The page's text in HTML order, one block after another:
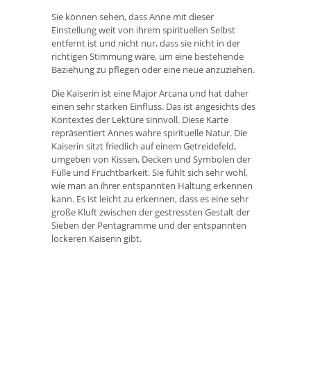
Sie können sehen, dass Anne mit dieser
Einstellung weit von ihrem spirituellen Selbst
entfernt ist und nicht nur, dass sie nicht in der
richtigen Stimmung wäre, um eine bestehende
Beziehung zu pflegen oder eine neue anzuziehen.
Die Kaiserin ist eine Major Arcana und hat daher
einen sehr starken Einfluss. Das ist angesichts des
Kontextes der Lektüre sinnvoll. Diese Karte
repräsentiert Annes wahre spirituelle Natur. Die
Kaiserin sitzt friedlich auf einem Getreidefeld,
umgeben von Kissen, Decken und Symbolen der
Fülle und Fruchtbarkeit. Sie fühlt sich sehr wohl,
wie man an ihrer entspannten Haltung erkennen
kann. Es ist leicht zu erkennen, dass es eine sehr
große Kluft zwischen der gestressten Gestalt der
Sieben der Pentagramme und der entspannten
lockeren Kaiserin gibt.